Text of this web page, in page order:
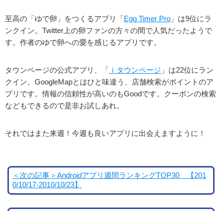
至高の「ゆで卵」をつくるアプリ「 Egg Timer Pro 」は9位にラ
ンクイン。Twitter上の卵ファンの方々の間で人気だったようで
す。作者のゆで卵への愛を感じるアプリです。
タウンページの公式アプリ、「 ｉタウンページ 」は22位にラン
クイン。GoogleMapとはひと味違う、店舗検索がポイントのア
プリです。情報の信頼性が高いのもGoodです。クーポンの検索
などもできるので是非お試しあれ。
それではまた来週！今週も良いアプリに出会えますように！
＜次の記事＞Androidアプリ週間ランキングTOP30 【201
0/10/17-2010/10/23】